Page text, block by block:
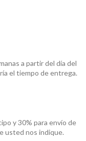
a partir del día del
el tiempo de entrega.
y 30% para envío de
usted nos indique.